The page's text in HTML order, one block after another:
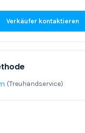
Verkäufer kontaktieren
(Treuhandservice)